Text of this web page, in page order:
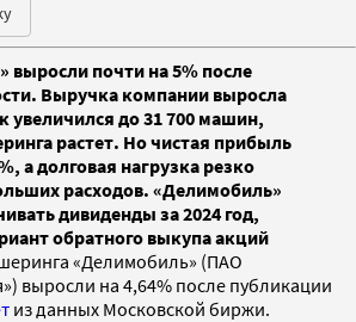
почти на 5% после
Выручка компании выросла
увеличился до 31 700 машин,
растет. Но чистая прибыль
а долговая нагрузка резко
расходов. «Делимобиль»
дивиденды за 2024 год,
обратного выкупа акций
«Делимобиль» (ПАО
выросли на 4,64% после публикации
из данных Московской биржи.